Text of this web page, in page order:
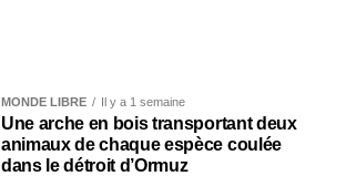
MONDE LIBRE Il y a 1 semaine
Une arche en bois transportant deux
animaux de chaque espèce coulée
dans le détroit d’Ormuz